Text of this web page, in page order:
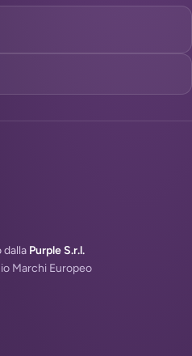
dalla Purple S.r.l.
Marchi Europeo